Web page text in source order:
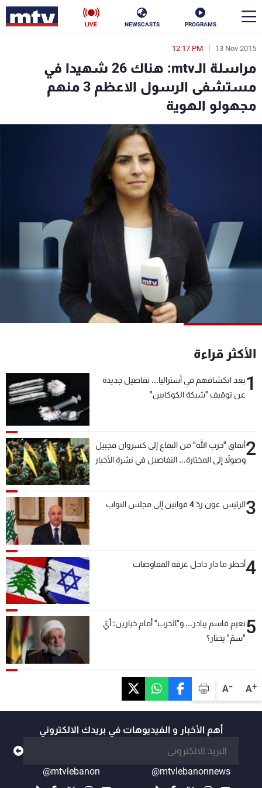
PROGRAMS
NEWSCASTS
LIVE
A+
A-
13 Nov 2015
12:17 PM
مراسلة الـmtv: هناك 26 شهيدا في
مستشفى الرسول الاعظم 3 منهم
مجهولو الهوية
الأكثر قراءة
1بعد انكشافهم في أستراليا... تفاصيل جديدة
عن توقيف "شبكة الكوكايين"
2أنفاق "حزب الله" من البقاع إلى كسروان فجبيل
وصولاً إلى المختارة... التفاصيل في نشرة الأخبار
3الرئيس عون ردّ 4 قوانين إلى مجلس النواب
4أخطر ما دار داخل غرفة المفاوضات
5نعيم قاسم يبادر... و"الحزب" أمام خيارين: أيّ
"سمّ" يختار؟
أهم الأخبار و الفيديوهات في بريدك الالكتروني
@mtvlebanonnews
@mtvlebanon
en
الأخبار
سياسة
فن
رياضة
البرامج
جدول البرامج
شاهد البرامج
لاعلاناتكم